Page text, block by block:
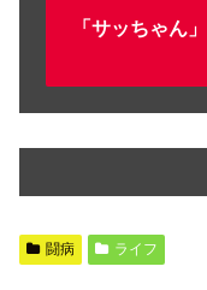
「サッちゃん
闘病 ライフ